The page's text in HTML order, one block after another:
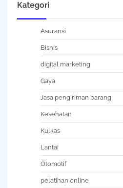
Kategori
Asuransi
Bisnis
digital marketing
Gaya
Jasa pengiriman barang
Kesehatan
Kulkas
Lantai
Otomotif
pelatihan online